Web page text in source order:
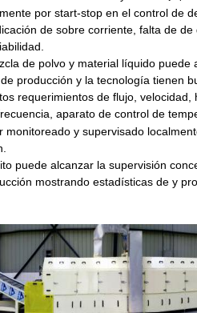
por start-stop en el control de
de sobre corriente, falta de de
de polvo y material líquido puede
producción y la tecnología tienen
requerimientos de flujo,
aparato de control de
monitoreado y supervisado
puede alcanzar la supervisión
mostrando estadísticas de y